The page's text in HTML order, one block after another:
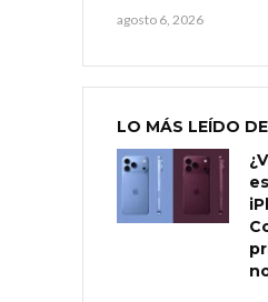
agosto 6, 2026
LO MÁS LEÍDO